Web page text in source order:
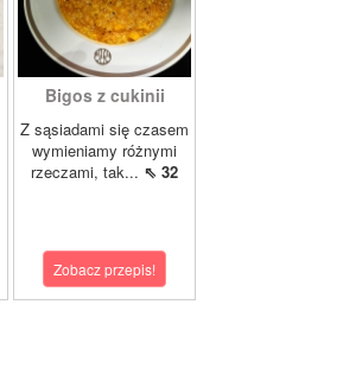
Bigos z cukinii
Z sąsiadami się czasem
wymieniamy różnymi
rzeczami, tak... ⇖ 32
Zobacz przepis!